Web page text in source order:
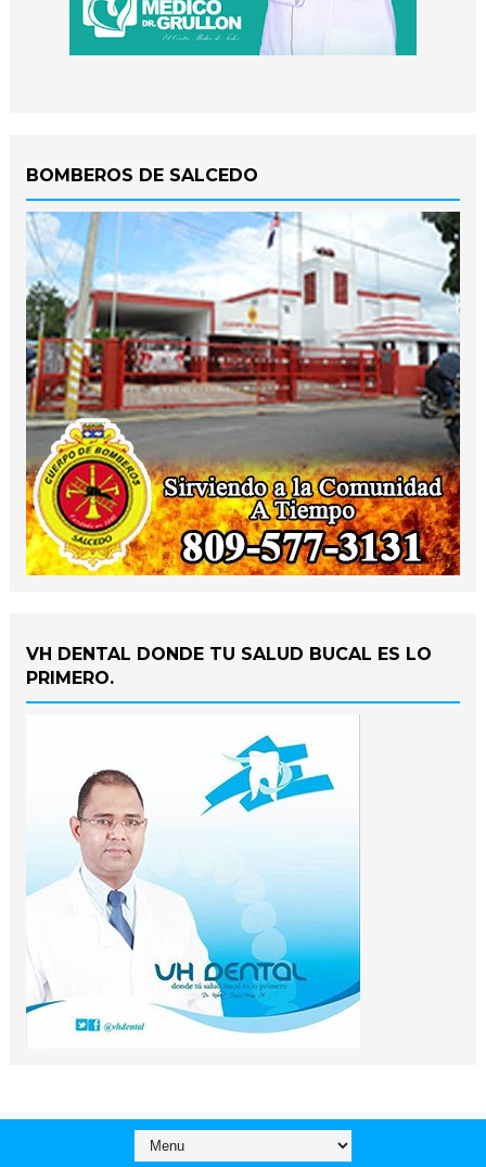
BOMBEROS DE SALCEDO
VH DENTAL DONDE TU SALUD BUCAL ES LO
PRIMERO.